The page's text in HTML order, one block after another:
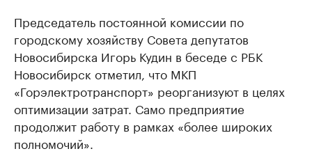
Председатель постоянной комиссии по
городскому хозяйству Совета депутатов
Новосибирска Игорь Кудин в беседе с РБК
Новосибирск отметил, что МКП
«Горэлектротранспорт» реорганизуют в целях
оптимизации затрат. Само предприятие
продолжит работу в рамках «более широких
полномочий».